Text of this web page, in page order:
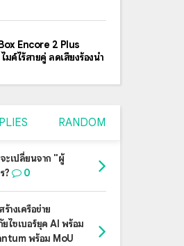
Encore 2 Plus
มค์ไร้สายคู่ ลดเสียงร้องนำ
RANDOM
ะเปลี่ยนจาก "ผู้
?
0
างเครือข่าย
ไซเบอร์ยุค AI พร้อม
พร้อม MoU